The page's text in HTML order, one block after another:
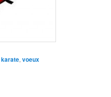
karate,voeux